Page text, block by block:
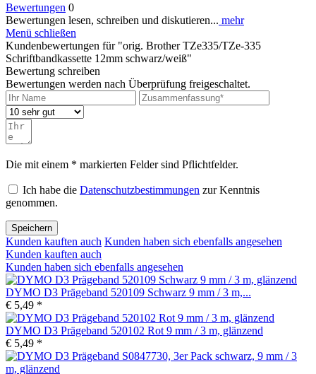
Bewertungen 0
Bewertungen lesen, schreiben und diskutieren... mehr
Menü schließen
Kundenbewertungen für "orig. Brother TZe335/TZe-335
Schriftbandkassette 12mm schwarz/weiß"
Bewertung schreiben
Bewertungen werden nach Überprüfung freigeschaltet.
Die mit einem * markierten Felder sind Pflichtfelder.
Ich habe die Datenschutzbestimmungen zur Kenntnis
genommen.
Speichern
Kunden kauften auch Kunden haben sich ebenfalls angesehen
Kunden kauften auch
Kunden haben sich ebenfalls angesehen
DYMO D3 Prägeband 520109 Schwarz 9 mm / 3 m,...
€ 5,49 *
DYMO D3 Prägeband 520102 Rot 9 mm / 3 m, glänzend
€ 5,49 *